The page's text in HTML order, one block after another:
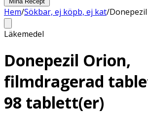
Hem/Sökbar, ej köpb, ej kat/
Läkemedel
Donepezil Orion,
filmdragerad
98 tablett(er)